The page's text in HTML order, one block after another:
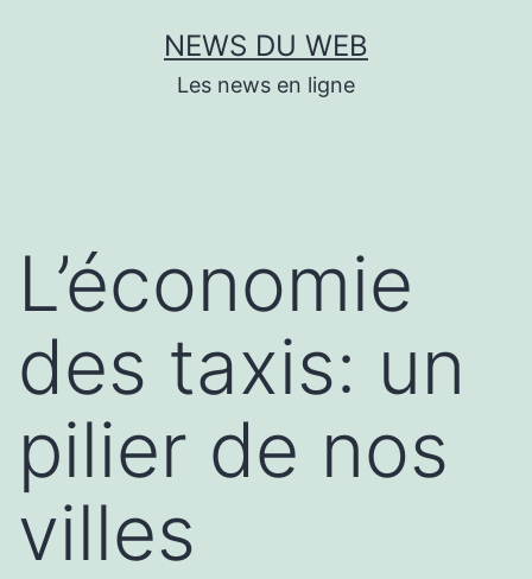
NEWS DU WEB
Les news en ligne
L’économie
des taxis: un
pilier de nos
villes